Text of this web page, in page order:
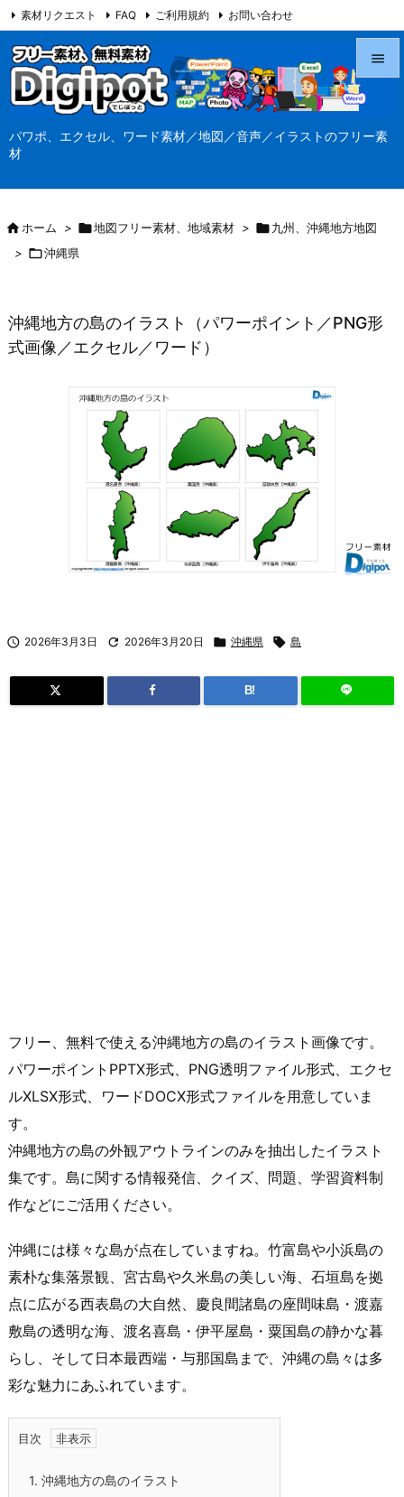
パワポ、エクセル、ワード素材／地図／音声／イラストのフリー素
材




素材リクエスト FAQ ご利用規約 お問い合わせ
当サイト（Digipot.net）について
ホーム > 地図フリー素材、地域素材 > 九州、沖縄地方地図
> 沖縄県
沖縄地方の島のイラスト（パワーポイント／PNG形
式画像／エクセル／ワード）
 2026年3月3日  2026年3月20日  沖縄県  島
B!
フリー、無料で使える沖縄地方の島のイラスト画像です。
パワーポイントPPTX形式、PNG透明ファイル形式、エクセ
ルXLSX形式、ワードDOCX形式ファイルを用意していま
す。
沖縄地方の島の外観アウトラインのみを抽出したイラスト
集です。島に関する情報発信、クイズ、問題、学習資料制
作などにご活用ください。
沖縄には様々な島が点在していますね。竹富島や小浜島の
素朴な集落景観、宮古島や久米島の美しい海、石垣島を拠
点に広がる西表島の大自然、慶良間諸島の座間味島・渡嘉
敷島の透明な海、渡名喜島・伊平屋島・粟国島の静かな暮
らし、そして日本最西端・与那国島まで、沖縄の島々は多
彩な魅力にあふれています。
目次
1. 沖縄地方の島のイラスト